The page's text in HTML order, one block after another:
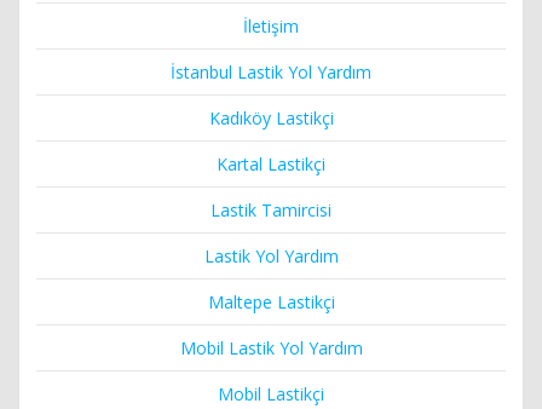
İletişim
İstanbul Lastik Yol Yardım
Kadıköy Lastikçi
Kartal Lastikçi
Lastik Tamircisi
Lastik Yol Yardım
Maltepe Lastikçi
Mobil Lastik Yol Yardım
Mobil Lastikçi